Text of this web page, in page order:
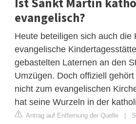
evangelisch?
Heute beteiligen sich auch die
evangelische
gebastelten Laternen an den
Umzügen. Doch offiziell
nicht zum evangelischen
hat seine Wurzeln in der
Antrag auf Entfernung der Quelle |